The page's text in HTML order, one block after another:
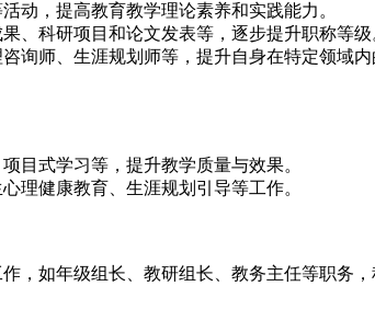
动，提高教育教学理论素养和实践能力。
、科研项目和论文发表等，逐步提升职称等级
询师、生涯规划师等，提升自身在特定领域内
目式学习等，提升教学质量与效果。
理健康教育、生涯规划引导等工作。
，如年级组长、教研组长、教务主任等职务，